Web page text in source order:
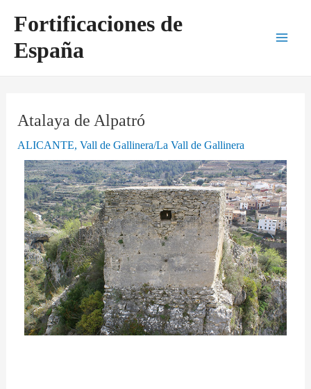
contenido
Fortificaciones de
España
Atalaya de Alpatró
ALICANTE,Vall de Gallinera/La Vall de Gallinera
de
entradas